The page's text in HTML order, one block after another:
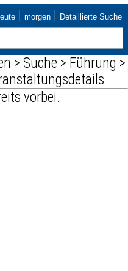
| morgen | Detaillierte Suche
> Suche > Führung >
vorbei.